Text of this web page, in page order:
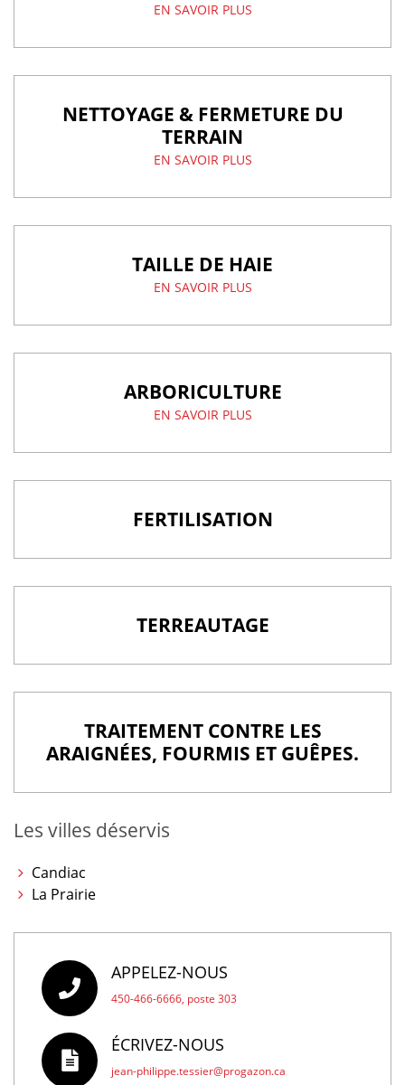
EN SAVOIR PLUS
NETTOYAGE & FERMETURE DU
TERRAIN
EN SAVOIR PLUS
TAILLE DE HAIE
EN SAVOIR PLUS
ARBORICULTURE
EN SAVOIR PLUS
FERTILISATION
TERREAUTAGE
TRAITEMENT CONTRE LES
ARAIGNÉES, FOURMIS ET GUÊPES.
Les villes déservis
Candiac
La Prairie
APPELEZ-NOUS
450-466-6666, poste 303
ÉCRIVEZ-NOUS
jean-philippe.tessier@progazon.ca